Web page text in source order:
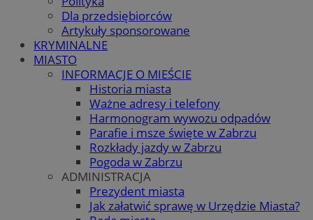
Dla przedsiębiorców
Artykuły sponsorowane
KRYMINALNE
MIASTO
INFORMACJE O MIEŚCIE
Historia miasta
Ważne adresy i telefony
Harmonogram wywozu odpadów
Parafie i msze święte w Zabrzu
Rozkłady jazdy w Zabrzu
Pogoda w Zabrzu
ADMINISTRACJA
Prezydent miasta
Jak załatwić sprawę w Urzędzie Miasta?